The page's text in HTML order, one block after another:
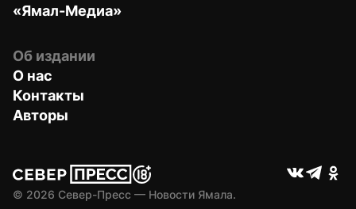
«Ямал-Медиа»
Об издании
О нас
Контакты
Авторы
© 2026 Север-Пресс — Новости Ямала.